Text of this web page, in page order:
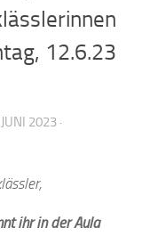
12.6.23
2023 ·
ihr in der Aula